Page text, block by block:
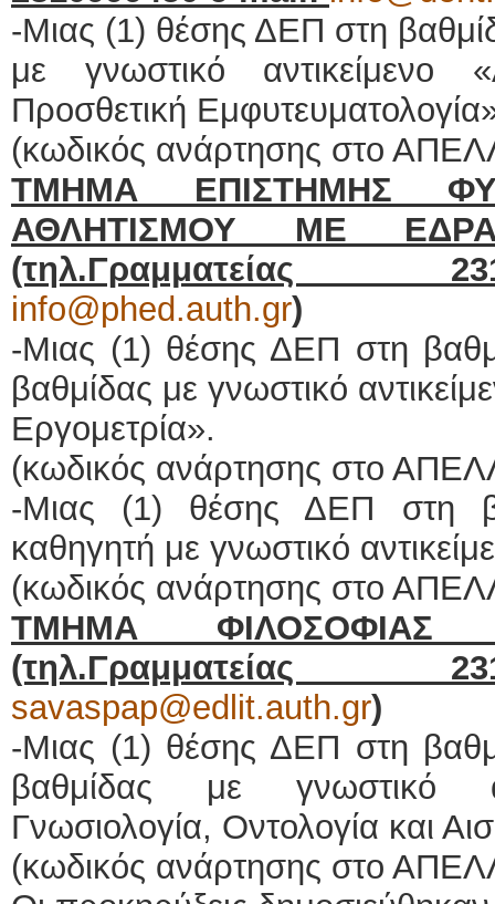
-Μιας (1) θέσης ΔΕΠ στη
με γνωστικό αντικείμενο
Προσθετική
(κωδικός ανάρτησης στο
ΤΜΗΜΑ ΕΠΙΣΤΗΜΗΣ
ΑΘΛΗΤΙΣΜΟΥ ΜΕ
(τηλ.Γραμματείας
info@phed.auth.gr)
-Μιας (1) θέσης ΔΕΠ στη
βαθμίδας με γνωστικό
Εργομετρία».
(κωδικός ανάρτησης στο
-Μιας (1) θέσης ΔΕΠ στη
καθηγητή με γνωστικό
(κωδικός ανάρτησης στο
ΤΜΗΜΑ ΦΙΛΟΣΟΦΙΑΣ
(τηλ.Γραμματείας
savaspap@edlit.auth.gr)
-Μιας (1) θέσης ΔΕΠ στη
βαθμίδας με γνωστικό
Γνωσιολογία, Οντολογία και
(κωδικός ανάρτησης στο